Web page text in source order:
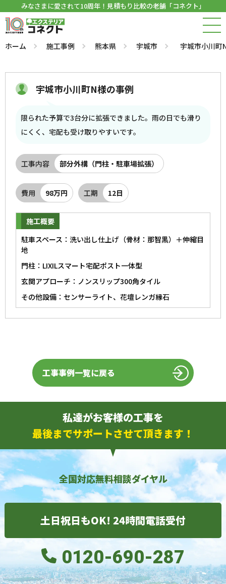
みなさまに愛されて10周年！見積もり比較の老舗「コネクト」
ホーム 施工事例 熊本県 宇城市 宇城市小川町
宇城市小川町N様の事例
限られた予算で3台分に拡張できました。雨の日でも滑り
にくく、宅配も受け取りやすいです。
工事内容 部分外構（門柱・駐車場拡張）
費用 98万円 工期 12日
施工概要
駐車スペース：洗い出し仕上げ（骨材：那智黒）＋伸縮目
地
門柱：LIXILスマート宅配ポスト一体型
玄関アプローチ：ノンスリップ300角タイル
その他設備：センサーライト、花壇レンガ縁石
工事事例一覧に戻る
私達がお客様の工事を
最後までサポートさせて頂きます！
全国対応無料相談ダイヤル
土日祝日もOK! 24時間電話受付
0120-690-287